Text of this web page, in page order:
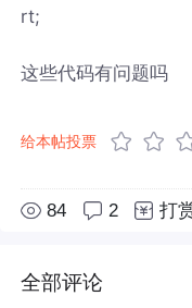
rt;
这些代码有问题吗
给本帖投票
84 2 打
全部评论